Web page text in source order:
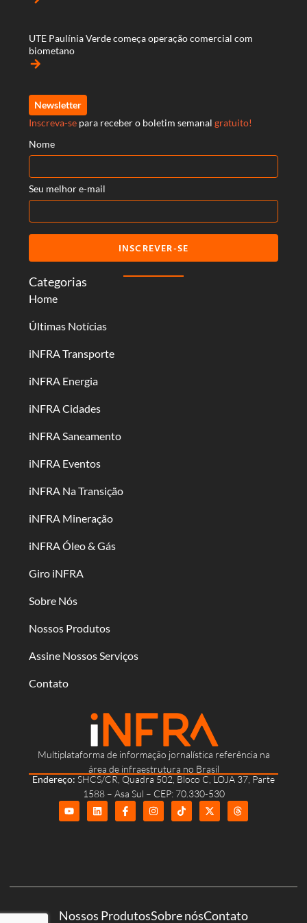
Multiplataforma de informação jornalística referência na
área de infraestrutura no Brasil
Endereço: SHCS/CR, Quadra 502, Bloco C, LOJA 37, Parte
1588 – Asa Sul – CEP: 70.330-530
Categorias
Home
Últimas Notícias
iNFRA Transporte
iNFRA Energia
iNFRA Cidades
iNFRA Saneamento
iNFRA Eventos
iNFRA Na Transição
iNFRA Mineração
iNFRA Óleo & Gás
Giro iNFRA
Sobre Nós
Nossos Produtos
Assine Nossos Serviços
Contato
UTE Paulínia Verde começa operação comercial com
biometano
arrow_forward
Newsletter
Inscreva-se para receber o boletim semanal gratuito!
Nome
Seu melhor e-mail
INSCREVER-SE
Nossos ProdutosSobre nósContato